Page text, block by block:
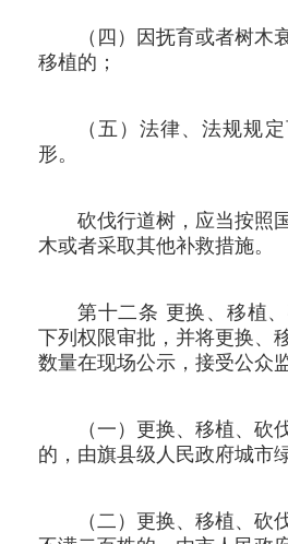
（四）因抚育或者树木
移植的；
（五）法律、法规规
形。
砍伐行道树，应当按照
木或者采取其他补救措施。
第十二条 更换、移植
下列权限审批，并将更换、
数量在现场公示，接受公众
（一）更换、移植、砍
的，由旗县级人民政府城市
（二）更换、移植、砍